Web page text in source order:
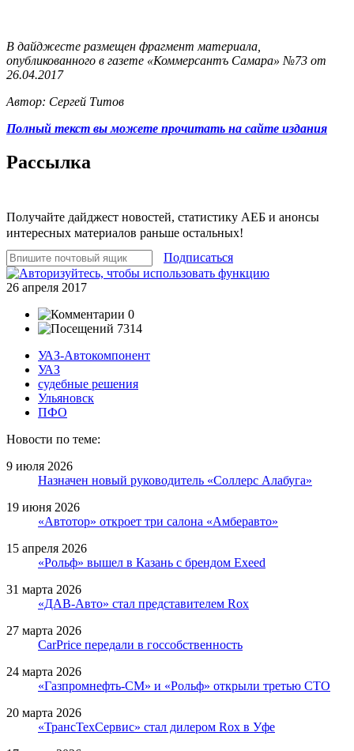
В дайджесте размещен фрагмент материала,
опубликованного в газете «Коммерсантъ Самара» №73 от
26.04.2017
Автор: Сергей Титов
Полный текст вы можете прочитать на сайте издания
Рассылка
Получайте дайджест новостей, статистику АЕБ и анонсы
интересных материалов раньше остальных!
Подписаться
26 апреля 2017
0
7314
УАЗ-Автокомпонент
УАЗ
судебные решения
Ульяновск
ПФО
Новости по теме:
9 июля 2026
Назначен новый руководитель «Соллерс Алабуга»
19 июня 2026
«Автотор» откроет три салона «Амберавто»
15 апреля 2026
«Рольф» вышел в Казань с брендом Exeed
31 марта 2026
«ДАВ-Авто» стал представителем Rox
27 марта 2026
CarPrice передали в госсобственность
24 марта 2026
«Газпромнефть-СМ» и «Рольф» открыли третью СТО
20 марта 2026
«ТрансТехСервис» стал дилером Rox в Уфе